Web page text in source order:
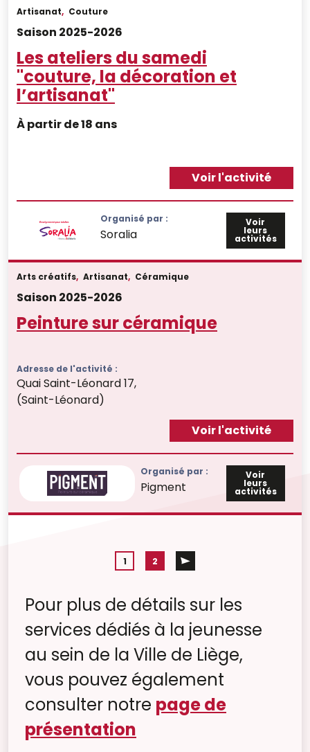
Organisé par :
Soralia
Voir
leurs
activités
Artisanat, Couture
Saison 2025-2026
Les ateliers du samedi
"couture, la décoration et
l’artisanat"
À partir de 18 ans
Voir l'activité
Organisé par :
Pigment
Voir
leurs
activités
Arts créatifs, Artisanat, Céramique
Saison 2025-2026
Peinture sur céramique
Adresse de l'activité :
Quai Saint-Léonard 17,
(Saint-Léonard)
Voir l'activité
1 2
Pour plus de détails sur les
services dédiés à la jeunesse
au sein de la Ville de Liège,
vous pouvez également
consulter notre page de
présentation